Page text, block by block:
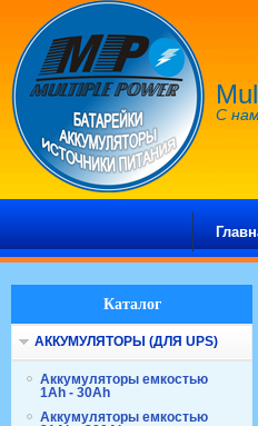
С
Каталог
АККУМУЛЯТОРЫ (ДЛЯ UPS)
Аккумуляторы емкостью
1Ah - 30Ah
Аккумуляторы емкостью